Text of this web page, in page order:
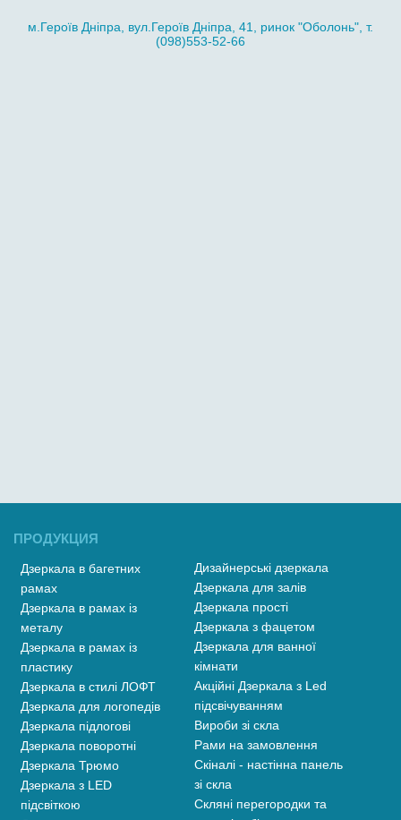
м.Героїв Дніпра, вул.Героїв Дніпра, 41, ринок "Оболонь", т.
(098)553-52-66
ПРОДУКЦИЯ
Дзеркала в багетних
рамах
Дзеркала в рамах із
металу
Дзеркала в рамах із
пластику
Дзеркала в стилі ЛОФТ
Дзеркала для логопедів
Дзеркала підлогові
Дзеркала поворотні
Дзеркала Трюмо
Дзеркала з LED
підсвіткою
Дизайнерські дзеркала
Дзеркала для залів
Дзеркала прості
Дзеркала з фацетом
Дзеркала для ванної
кімнати
Акційні Дзеркала з Led
підсвічуванням
Вироби зі скла
Рами на замовлення
Скіналі - настінна панель
зі скла
Скляні перегородки та